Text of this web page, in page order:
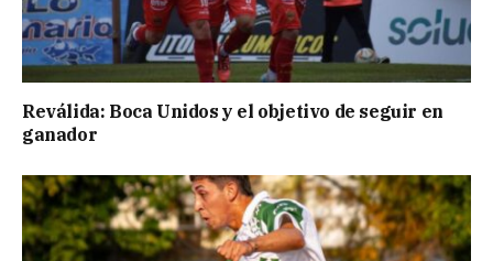
Reválida: Boca Unidos y el objetivo de seguir en
ganador